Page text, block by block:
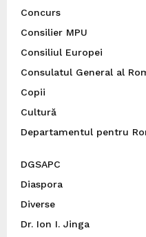
Concurs
Consilier MPU
Consiliul Europei
Consulatul General al
Copii
Cultură
Departamentul pentru
DGSAPC
Diaspora
Diverse
Dr. Ion I. Jinga